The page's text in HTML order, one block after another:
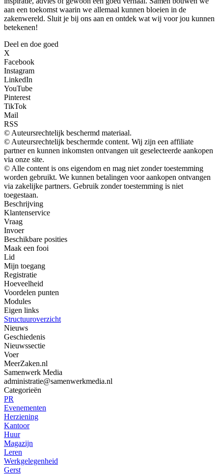
aan een toekomst waarin we allemaal kunnen bloeien in de
zakenwereld. Sluit je bij ons aan en ontdek wat wij voor jou kunnen
betekenen!
Deel en doe goed
X
Facebook
Instagram
LinkedIn
YouTube
Pinterest
TikTok
Mail
RSS
© Auteursrechtelijk beschermd materiaal.
© Auteursrechtelijk beschermde content. Wij zijn een affiliate
partner en kunnen inkomsten ontvangen uit geselecteerde aankopen
via onze site.
© Alle content is ons eigendom en mag niet zonder toestemming
worden gebruikt. We kunnen betalingen voor aankopen ontvangen
via zakelijke partners. Gebruik zonder toestemming is niet
toegestaan.
Beschrijving
Klantenservice
Vraag
Invoer
Beschikbare posities
Maak een fooi
Lid
Mijn toegang
Registratie
Hoeveelheid
Voordelen punten
Modules
Eigen links
Structuuroverzicht
Nieuws
Geschiedenis
Nieuwssectie
Voer
MeerZaken.nl
Samenwerk Media
administratie@samenwerkmedia.nl
Categorieën
PR
Evenementen
Herziening
Kantoor
Huur
Magazijn
Leren
Werkgelegenheid
Gerst